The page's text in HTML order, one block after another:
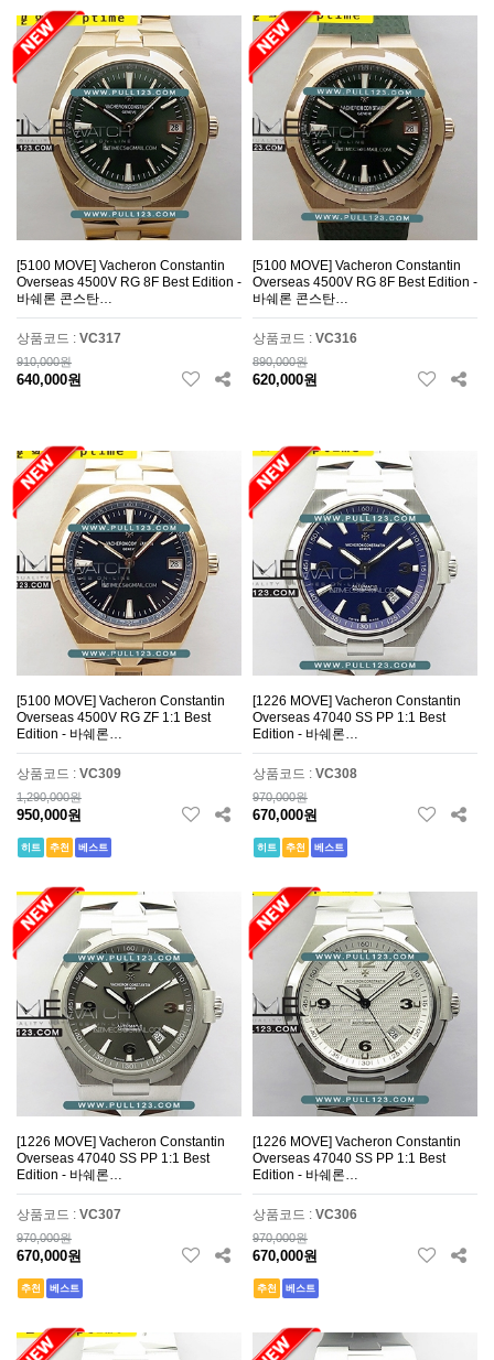
[5100 MOVE] Vacheron Constantin
Overseas 4500V RG 8F Best Edition -
바쉐론 콘스탄…
상품코드 : VC317
910,000원
640,000원
[5100 MOVE] Vacheron Constantin
Overseas 4500V RG 8F Best Edition -
바쉐론 콘스탄…
상품코드 : VC316
890,000원
620,000원
[5100 MOVE] Vacheron Constantin
Overseas 4500V RG ZF 1:1 Best
Edition - 바쉐론…
상품코드 : VC309
1,290,000원
950,000원
히트 추천 베스트
[1226 MOVE] Vacheron Constantin
Overseas 47040 SS PP 1:1 Best
Edition - 바쉐론…
상품코드 : VC308
970,000원
670,000원
히트 추천 베스트
[1226 MOVE] Vacheron Constantin
Overseas 47040 SS PP 1:1 Best
Edition - 바쉐론…
상품코드 : VC307
970,000원
670,000원
추천 베스트
[1226 MOVE] Vacheron Constantin
Overseas 47040 SS PP 1:1 Best
Edition - 바쉐론…
상품코드 : VC306
970,000원
670,000원
추천 베스트